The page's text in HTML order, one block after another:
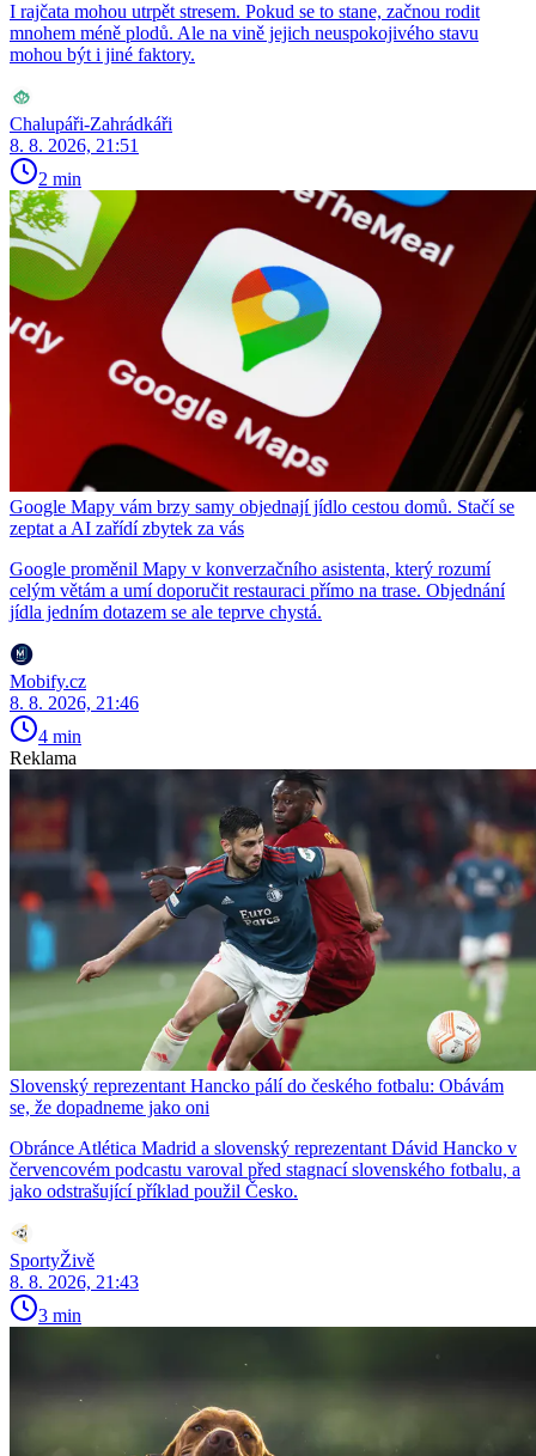
I rajčata mohou utrpět stresem. Pokud se to stane, začnou rodit
mnohem méně plodů. Ale na vině jejich neuspokojivého stavu
mohou být i jiné faktory.
Chalupáři-Zahrádkáři
8. 8. 2026, 21:51
2 min
Google Mapy vám brzy samy objednají jídlo cestou domů. Stačí se
zeptat a AI zařídí zbytek za vás
Google proměnil Mapy v konverzačního asistenta, který rozumí
celým větám a umí doporučit restauraci přímo na trase. Objednání
jídla jedním dotazem se ale teprve chystá.
Mobify.cz
8. 8. 2026, 21:46
4 min
Reklama
Slovenský reprezentant Hancko pálí do českého fotbalu: Obávám
se, že dopadneme jako oni
Obránce Atlética Madrid a slovenský reprezentant Dávid Hancko v
červencovém podcastu varoval před stagnací slovenského fotbalu, a
jako odstrašující příklad použil Česko.
SportyŽivě
8. 8. 2026, 21:43
3 min